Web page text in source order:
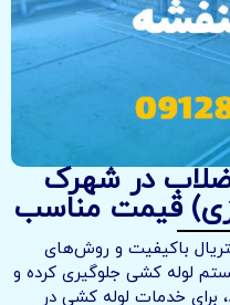
در شهرک
قیمت مناسب
باکیفیت و روش‌های
لوله کشی جلوگیری کرده و
برای خدمات لوله کشی در